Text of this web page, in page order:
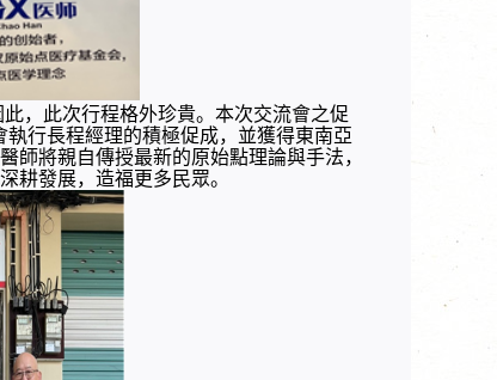
，此次行程格外珍貴。本次交流會之促
行長程經理的積極促成，並獲得東南亞
將親自傳授最新的原始點理論與手法，
耕發展，造福更多民眾。